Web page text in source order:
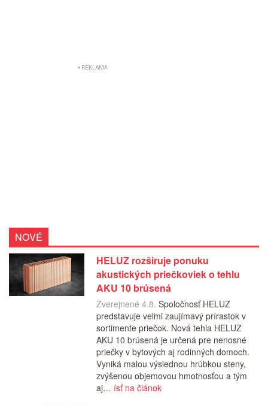
NOVÉ
HELUZ rozširuje ponuku
akustických priečkoviek o tehlu
AKU 10 brúsená
Zverejnené 4.8. Spoločnosť HELUZ
predstavuje veľmi zaujímavý prírastok v
sortimente priečok. Nová tehla HELUZ
AKU 10 brúsená je určená pre nenosné
priečky v bytových aj rodinných domoch.
Vyniká malou výslednou hrúbkou steny,
zvýšenou objemovou hmotnosťou a tým
aj… ísť na článok